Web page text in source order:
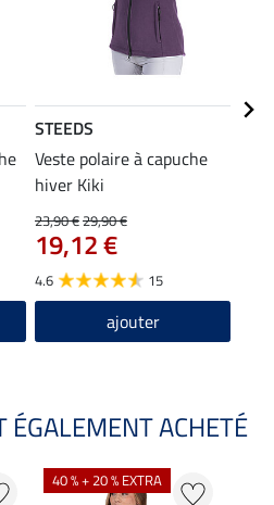
STEEDS
Veste polaire à capuche
hiver Kiki
23,90 €29,90 €
19,12 €
4.6 15
ajouter
ÉGALEMENT ACHETÉ
40 % + 20 % EXTRA